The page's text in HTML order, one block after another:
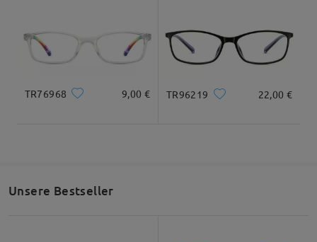
TR76968 9,00 € TR96219 22,00 €
Unsere Bestseller